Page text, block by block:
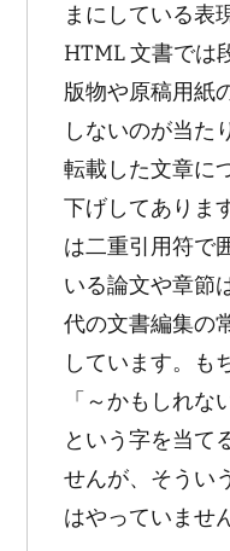
まにしている表
HTML 文書では
版物や原稿用紙
しないのが当た
転載した文章に
下げしてありま
は二重引用符で
いる論文や章節
代の文書編集の
しています。も
「～かもしれな
という字を当て
せんが、そうい
はやっていませ